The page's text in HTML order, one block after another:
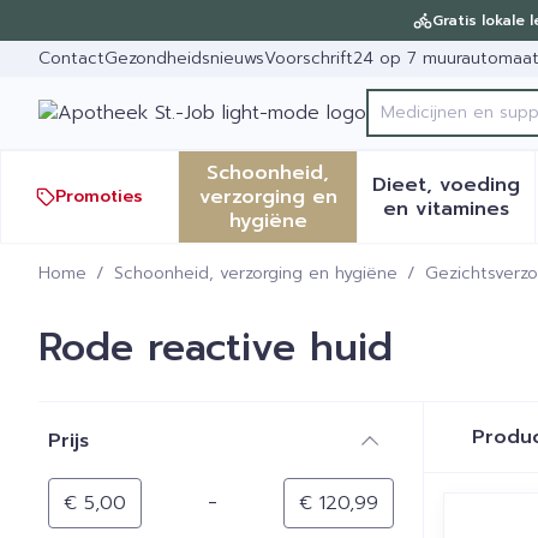
Gratis lokale
ContactGezondheidsnieuwsVoorschrift24 op 7 muurautomaat
Product, merk,
Promoties
Schoonheid,
verzorging en
hygiëneToon submenu voor
Dieet, voeding
en vitamines
Toon
Home / Schoonheid, verzorging en hygiëne /
Rode reactive huid
Prijs
Minimumwaarde
€ 5,00 - Maximale waarde
€ 120,99